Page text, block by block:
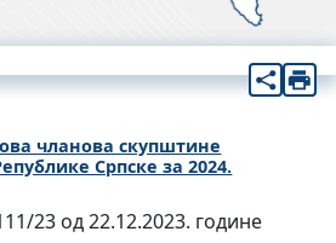
чланова скупштине
Српске за 2024.
23 од 22.12.2023. године